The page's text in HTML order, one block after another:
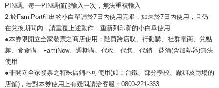
PIN碼。每一PIN碼僅能輸入一次，無法重複輸入
2.於FamiPort印出的小白單請於7日內使用完畢，如未於7日內使用，且仍
在兌換期間內，請重覆上述動作，重新列印新的小白單使用
●本券限開立全家發票之商店使用；隨買跨店取、行動購、社群電商、兌點
趣、食食購、FamiNow、週期購、代收、代售、代銷、菸酒(含加熱器)無法
使用
●非開立全家發票之特殊店鋪不可使用(如：台鐵、部分學校、廠辦及商場的
店鋪)，若對本券使用上有疑問請洽客服：0800-221-363